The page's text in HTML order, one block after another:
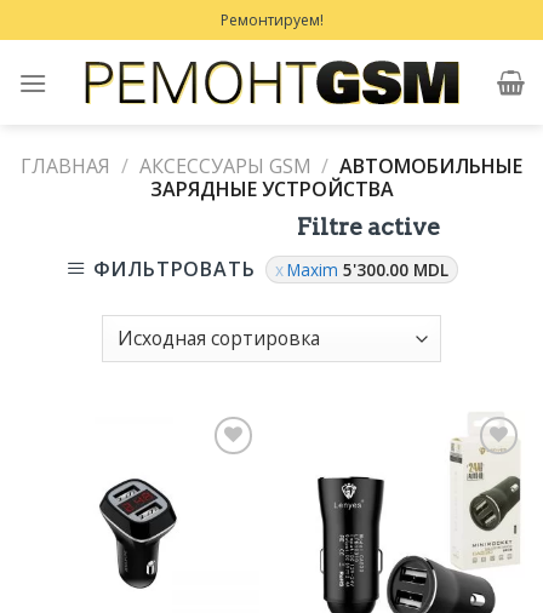
to
content
Ремонтируем!
ГЛАВНАЯ / АКСЕССУАРЫ GSM / АВТОМОБИЛЬНЫЕ
ЗАРЯДНЫЕ УСТРОЙСТВА
ФИЛЬТРОВАТЬ
Filtre active
Maxim5'300.00 MDL
Избранное
Добавить
Избранное